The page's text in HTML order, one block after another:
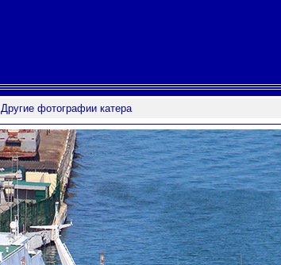
Другие фотографии катера